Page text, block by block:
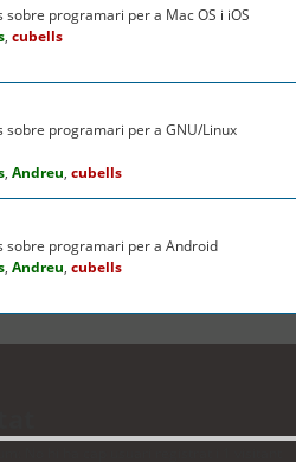
sobre programari per a Mac OS i iOS
,cubells
sobre programari per a GNU/Linux
,Andreu,cubells
sobre programari per a Android
,Andreu,cubells